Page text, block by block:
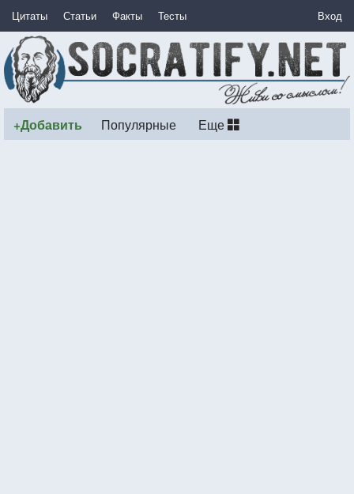
Цитаты Статьи Факты Тесты Вход
+Добавить Популярные Еще